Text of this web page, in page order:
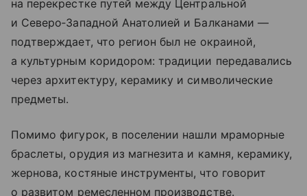
на перекрестке путей между Центральной
и Северо‑Западной Анатолией и Балканами —
подтверждает, что регион был не окраиной,
а культурным коридором: традиции передавались
через архитектуру, керамику и символические
предметы.
Помимо фигурок, в поселении нашли мраморные
браслеты, орудия из магнезита и камня, керамику,
жернова, костяные инструменты, что говорит
о развитом ремесленном производстве.